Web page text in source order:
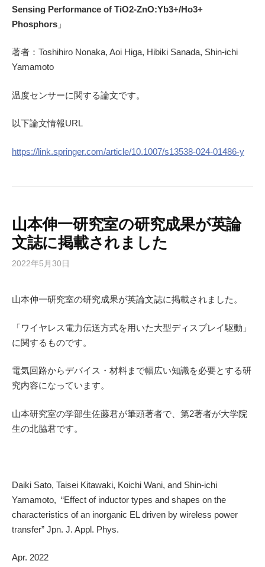
Sensing Performance of TiO2-ZnO:Yb3+/Ho3+
Phosphors 」
著者：Toshihiro Nonaka, Aoi Higa, Hibiki Sanada, Shin-ichi
Yamamoto
温度センサーに関する論文です。
以下論文情報URL
https://link.springer.com/article/10.1007/s13538-024-01486-y
山本伸一研究室の研究成果が英論
文誌に掲載されました
2022年5月30日
山本伸一研究室の研究成果が英論文誌に掲載されました。
「ワイヤレス電力伝送方式を用いた大型ディスプレイ駆動」
に関するものです。
電気回路からデバイス・材料まで幅広い知識を必要とする研
究内容になっています。
山本研究室の学部生佐藤君が筆頭著者で、第2著者が大学院
生の北脇君です。
Daiki Sato, Taisei Kitawaki, Koichi Wani, and Shin-ichi
Yamamoto, “Effect of inductor types and shapes on the
characteristics of an inorganic EL driven by wireless power
transfer” Jpn. J. Appl. Phys.
Apr. 2022